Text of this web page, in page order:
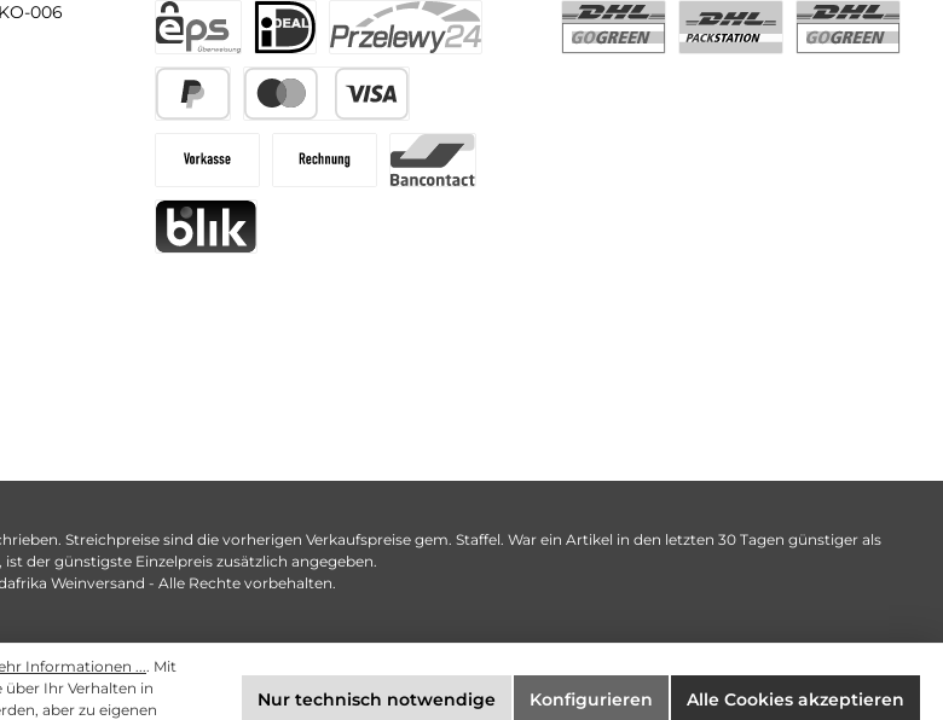
006
Streichpreise sind die vorherigen Verkaufspreise gem. Staffel. War ein Artikel in den letzten 30 Tagen günstiger als
ist der günstigste Einzelpreis zusätzlich angegeben.
Weinversand - Alle Rechte vorbehalten.
Informationen .... Mit
über Ihr Verhalten in
aber zu eigenen
Nur technisch notwendige Konfigurieren Alle Cookies akzeptieren